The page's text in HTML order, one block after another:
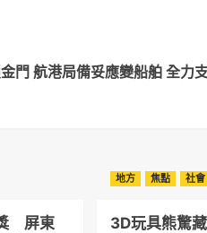
門 航港局備妥應變船舶 全力
屏東
地方 焦點 社會
3D玩具熊驚